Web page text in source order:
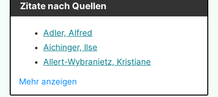
Zitate nach Quellen
Adler, Alfred
Aichinger, Ilse
Allert-Wybranietz, Kristiane
Angelou, Maya
Mehr anzeigen